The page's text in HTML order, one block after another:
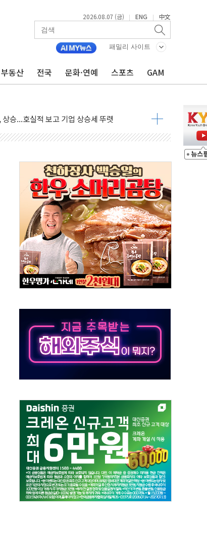
2026.08.07 (금) | ENG | 中文
패밀리 사이트
부동산 전국 문화·연예 스포츠 GAM
·AI 데이터센터·모빌리티 구체화
도어대시↑ VS 샌디스크·피그마·앱러빈↓
속 혼조세...웨스턴디지털·샌디스크↓
안보 점검회의
승...호실적 보고 기업 상승세 뚜렷
' 공격… 시민들 공포감 극대화 전략
수위…숨은 차입이 더 큰 변수"
계 진압 중
상대 中과 비교해야"
봉'의 대민 봉사
발 발사… 올해 10번째·42일 만 도발
위기… 반군·마약카르텔이 습득해 전투 활용
표면 부식 물질"
진화...외국인 노동자 숨져
최소화 '총력 대응'